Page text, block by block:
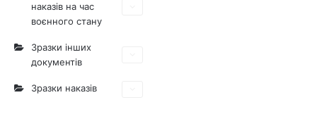
наказів на час
воєнного стану
Зразки інших
документів
Зразки наказів